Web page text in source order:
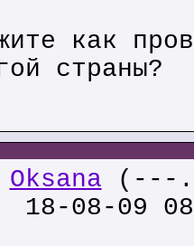
как
страны?
Oksana (---
08-09